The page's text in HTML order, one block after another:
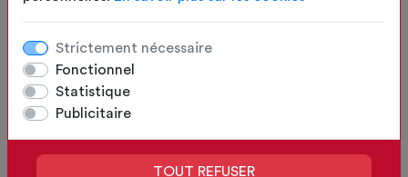
Strictement nécessaire
Fonctionnel
Statistique
Publicitaire
TOUT REFUSER